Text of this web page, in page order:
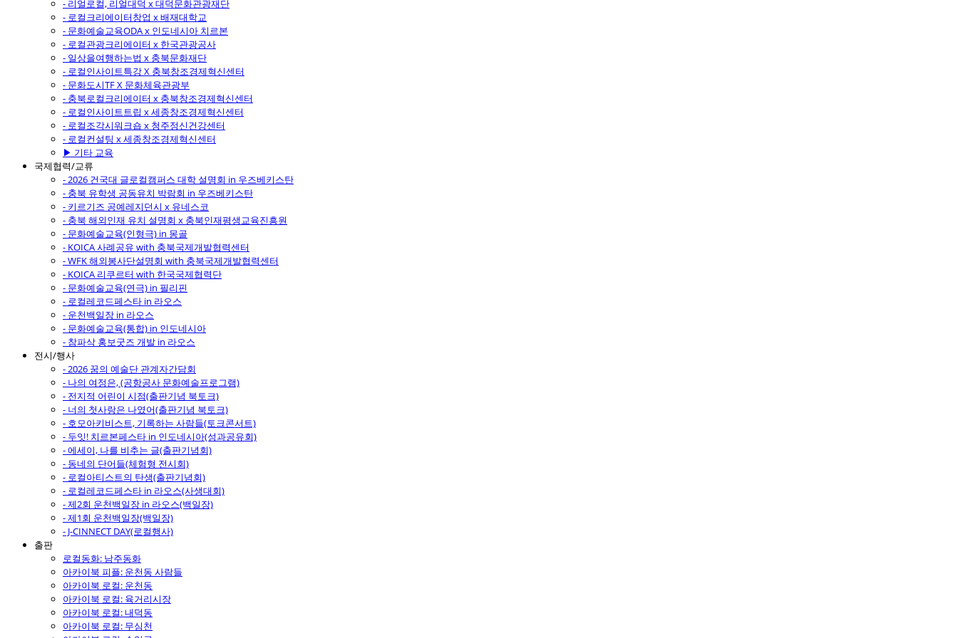
- 리얼로컬, 리얼대덕 x 대덕문화관광재단
- 로컬크리에이터창업 x 배재대학교
- 문화예술교육ODA x 인도네시아 치르본
- 로컬관광크리에이터 x 한국관광공사
- 일상을여행하는법 x 충북문화재단
- 로컬인사이트특강 X 충북창조경제혁신센터
- 문화도시TF X 문화체육관광부
- 충북로컬크리에이터 x 충북창조경제혁신센터
- 로컬인사이트트립 x 세종창조경제혁신센터
- 로컬조각시워크숍 x 청주정신건강센터
- 로컬컨설팅 x 세종창조경제혁신센터
▶ 기타 교육
국제협력/교류
- 2026 건국대 글로컬캠퍼스 대학 설명회 in 우즈베키스탄
- 충북 유학생 공동유치 박람회 in 우즈베키스탄
- 키르기즈 공예레지던시 x 유네스코
- 충북 해외인재 유치 설명회 x 충북인재평생교육진흥원
- 문화예술교육(인형극) in 몽골
- KOICA 사례공유 with 충북국제개발협력센터
- WFK 해외봉사단설명회 with 충북국제개발협력센터
- KOICA 리쿠르터 with 한국국제협력단
- 문화예술교육(연극) in 필리핀
- 로컬레코드페스타 in 라오스
- 운천백일장 in 라오스
- 문화예술교육(통합) in 인도네시아
- 참파삭 홍보굿즈 개발 in 라오스
전시/행사
- 2026 꿈의 예술단 관계자간담회
- 나의 여정은, (공항공사 문화예술프로그램)
- 전지적 어린이 시점(출판기념 북토크)
- 너의 첫사랑은 나였어(출판기념 북토크)
- 호모아키비스트, 기록하는 사람들(토크콘서트)
- 두잇! 치르본페스타 in 인도네시아(성과공유회)
- 에세이, 나를 비추는 글(출판기념회)
- 동네의 단어들(체험형 전시회)
- 로컬아티스트의 탄생(출판기념회)
- 로컬레코드페스타 in 라오스(사생대회)
- 제2회 운천백일장 in 라오스(백일장)
- 제1회 운천백일장(백일장)
- J-CINNECT DAY(로컬행사)
출판
로컬동화: 남주동화
아카이북 피플: 운천동 사람들
아카이북 로컬: 운천동
아카이북 로컬: 육거리시장
아카이북 로컬: 내덕동
아카이북 로컬: 무심천